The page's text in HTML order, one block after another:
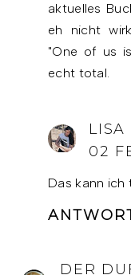
aktuelles
eh nicht
"One of us
echt total.
LISA
02
Das kann ich
DER